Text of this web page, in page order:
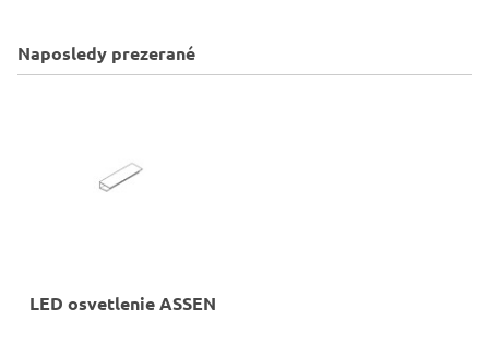
Naposledy prezerané
LED osvetlenie ASSEN